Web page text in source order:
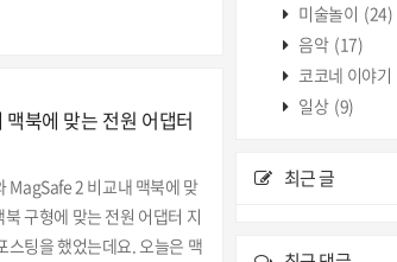
한 돈이 청구됩니다. 저는 워
드 등을 떨어뜨리거나 침수
수리를 받은적은 많습니다.
북에 맞는 전원 어댑터
2 비교내 맥북에 맞
구형에 맞는 전원 어댑터 지
스팅을 했었는데요. 오늘은 맥
미술놀이 (24)
음악 (17)
코코네 이야기
일상 (9)
최근 글